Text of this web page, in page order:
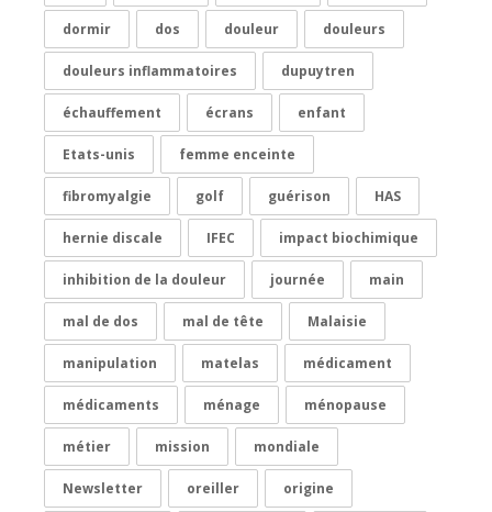
dormir dos douleur douleurs
douleurs inflammatoires dupuytren
échauffement écrans enfant
Etats-unis femme enceinte
fibromyalgie golf guérison HAS
hernie discale IFEC impact biochimique
inhibition de la douleur journée main
mal de dos mal de tête Malaisie
manipulation matelas médicament
médicaments ménage ménopause
métier mission mondiale
Newsletter oreiller origine